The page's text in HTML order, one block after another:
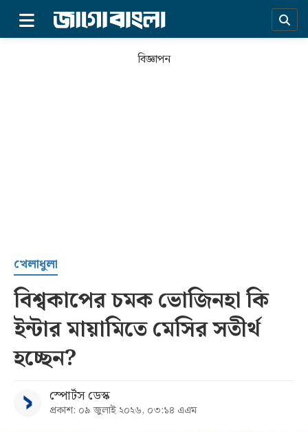
সর্বশেষ
সব
বিভাগ
আর্কাইভ
বিজ্ঞাপন
খেলাধুলা
বিশ্বকাপের চমক ভোজিনহা কি
ইন্টার মায়ামিতে মেসির সতীর্থ
হচ্ছেন?
স্পোর্টস ডেস্ক
প্রকাশ: ০৯ জুলাই ২০২৬, ০৩:১৪ এএম